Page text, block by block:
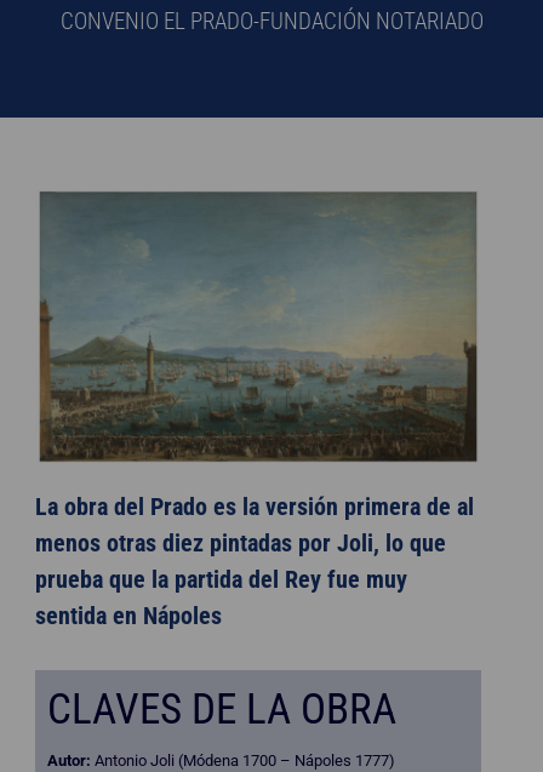
CONVENIO EL PRADO-FUNDACIÓN NOTARIADO
La obra del Prado es la versión primera de al
menos otras diez pintadas por Joli, lo que
prueba que la partida del Rey fue muy
sentida en Nápoles
CLAVES DE LA OBRA
Autor: Antonio Joli (Módena 1700 – Nápoles 1777)